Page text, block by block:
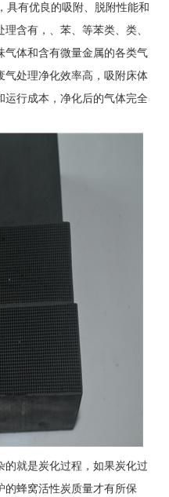
具有优良的吸附、脱附性能和
含有，、苯、等苯类、类、
气体和含有微量金属的各类气
气处理净化效率高，吸附床体
运行成本，净化后的气体完全
就是炭化过程，如果炭化过
的蜂窝活性炭质量才有所保